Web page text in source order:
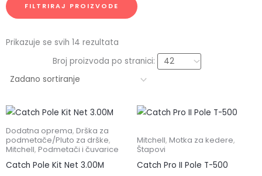
FILTRIRAJ PROIZVODE
Prikazuje se svih 14 rezultata
Broj proizvoda po stranici:
Dodatna oprema, Drška za
podmetače/Pluto za drške,
Mitchell, Podmetači i čuvarice
Catch Pole Kit Net 3.00M
Mitchell, Motka za kedere,
Štapovi
Catch Pro II Pole T-500